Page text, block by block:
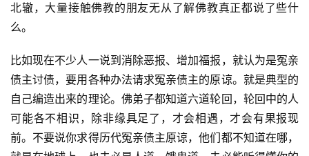
北辙，大量接触佛教的朋友无从了解佛教真正都说了些什
么。
比如现在不少人一说到消除恶报、增加福报，就认为是冤亲
债主讨债，要用各种办法请求冤亲债主的原谅。就是典型的
自己编造出来的理论。佛弟子都知道六道轮回，轮回中的人
可能各不相识，除非缘具足了，才会相遇，才会有果报现
前。不要说你求得历代冤亲债主原谅，他们都不知道在哪，